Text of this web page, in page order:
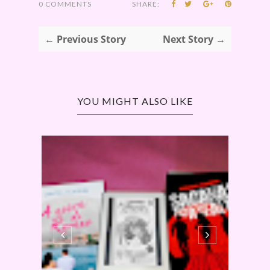
0 COMMENTS SHARE:
← Previous Story Next Story →
YOU MIGHT ALSO LIKE